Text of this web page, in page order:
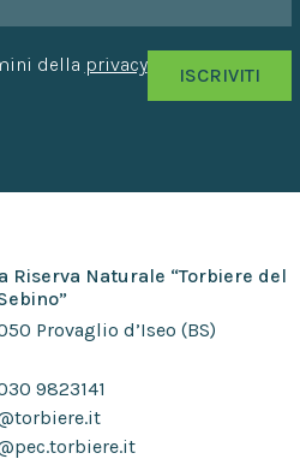
della privacy
Riserva Naturale “Torbiere del
Provaglio d’Iseo (BS)
9823141